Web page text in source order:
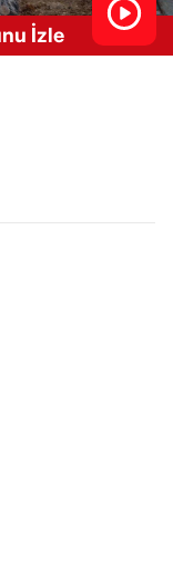
İzle